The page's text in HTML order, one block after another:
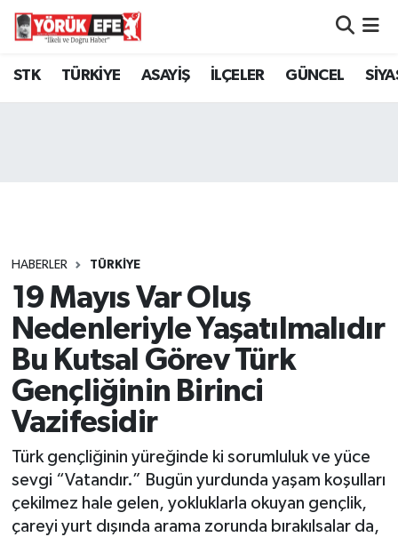
STK TÜRKİYE ASAYİŞ İLÇELER GÜNCEL
HABERLER TÜRKİYE
19 Mayıs Var Oluş
Nedenleriyle Yaşatılmalıdır
Bu Kutsal Görev Türk
Gençliğinin Birinci
Vazifesidir
Türk gençliğinin yüreğinde ki sorumluluk ve yüce
sevgi “Vatandır.” Bugün yurdunda yaşam koşulları
çekilmez hale gelen, yokluklarla okuyan gençlik,
çareyi yurt dışında arama zorunda bırakılsalar da,
Aydın Nöbetçi Eczaneler
Tüm Manşetler
Son Dakika Haberleri
Haber Arşivi